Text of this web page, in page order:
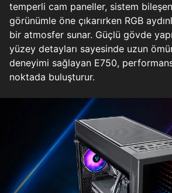
temperli cam paneller, sistem
görünümle öne çıkarırken RGB
bir atmosfer sunar. Güçlü gövde
yüzey detayları sayesinde uzun
deneyimi sağlayan E750, performans
noktada buluşturur.